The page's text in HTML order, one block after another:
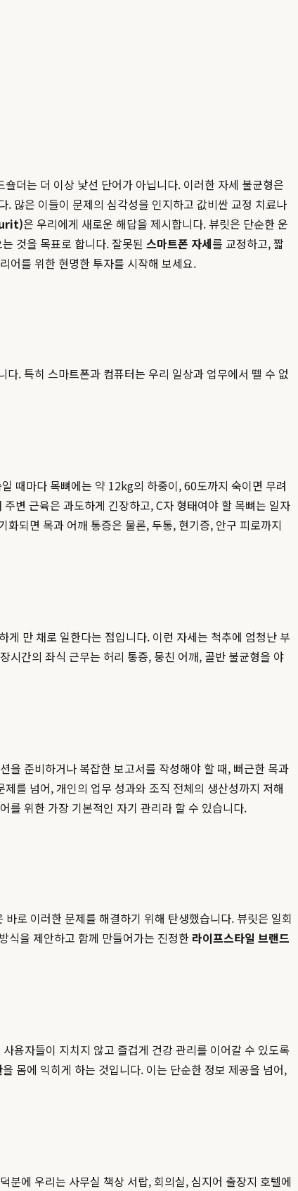
더는 더 이상 낯선 단어가 아닙니다. 이러한 자세 불균형은
많은 이들이 문제의 심각성을 인지하고 값비싼 교정 치료나
은 우리에게 새로운 해답을 제시합니다. 뷰릿은 단순한 운
것을 목표로 합니다. 잘못된 스마트폰 자세를 교정하고, 짧
어를 위한 현명한 투자를 시작해 보세요.
. 특히 스마트폰과 컴퓨터는 우리 일상과 업무에서 뗄 수 없
때마다 목뼈에는 약 12kg의 하중이, 60도까지 숙이면 무려
변 근육은 과도하게 긴장하고, C자 형태여야 할 목뼈는 일자
화되면 목과 어깨 통증은 물론, 두통, 현기증, 안구 피로까지
만 채로 일한다는 점입니다. 이런 자세는 척추에 엄청난 부
간의 좌식 근무는 허리 통증, 뭉친 어깨, 골반 불균형을 야
을 준비하거나 복잡한 보고서를 작성해야 할 때, 뻐근한 목과
제를 넘어, 개인의 업무 성과와 조직 전체의 생산성까지 저해
를 위한 가장 기본적인 자기 관리라 할 수 있습니다.
바로 이러한 문제를 해결하기 위해 탄생했습니다. 뷰릿은 일회
식을 제안하고 함께 만들어가는 진정한 라이프스타일 브랜드
용자들이 지치지 않고 즐겁게 건강 관리를 이어갈 수 있도록
을 몸에 익히게 하는 것입니다. 이는 단순한 정보 제공을 넘어,
에 우리는 사무실 책상 서랍, 회의실, 심지어 출장지 호텔에